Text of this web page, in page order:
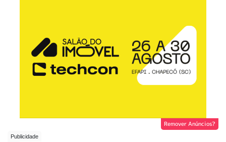
Remover Anúncios?